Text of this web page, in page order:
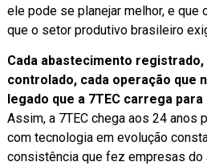
ele pode se planejar melhor, e que
que o setor produtivo brasileiro
Cada abastecimento registrado,
controlado, cada operação que
legado que a 7TEC carrega
Assim, a 7TEC chega aos 24 anos
com tecnologia em evolução
consistência que fez empresas do